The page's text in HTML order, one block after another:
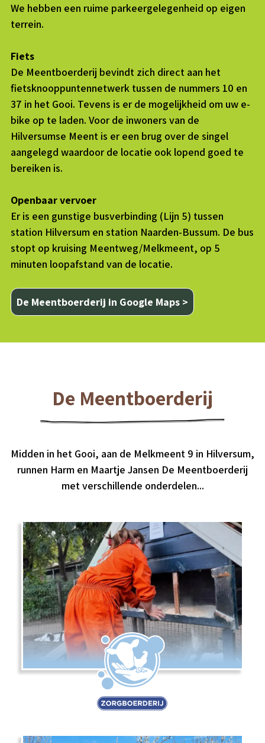
We hebben een ruime parkeergelegenheid op eigen
terrein.
Fiets
De Meentboerderij bevindt zich direct aan het
fietsknooppuntennetwerk tussen de nummers 10 en
37 in het Gooi. Tevens is er de mogelijkheid om uw e-
bike op te laden. Voor de inwoners van de
Hilversumse Meent is er een brug over de singel
aangelegd waardoor de locatie ook lopend goed te
bereiken is.
Openbaar vervoer
Er is een gunstige busverbinding (Lijn 5) tussen
station Hilversum en station Naarden-Bussum. De bus
stopt op kruising Meentweg/Melkmeent, op 5
minuten loopafstand van de locatie.
De Meentboerderij in Google Maps >
De Meentboerderij
Midden in het Gooi, aan de Melkmeent 9 in Hilversum,
runnen Harm en Maartje Jansen De Meentboerderij
met verschillende onderdelen...